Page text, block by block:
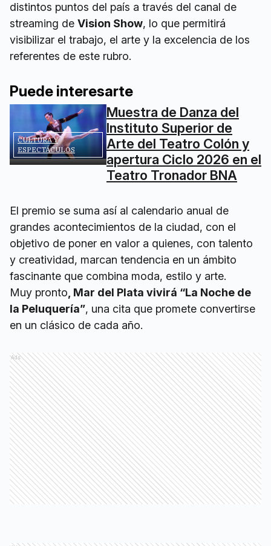
distintos puntos del país a través del canal de
streaming de Vision Show, lo que permitirá
visibilizar el trabajo, el arte y la excelencia de los
referentes de este rubro.
Puede interesarte
CULTURA Y
ESPECTÁCULOS
Muestra de Danza del
Instituto Superior de
Arte del Teatro Colón y
apertura Ciclo 2026 en el
Teatro Tronador BNA
El premio se suma así al calendario anual de
grandes acontecimientos de la ciudad, con el
objetivo de poner en valor a quienes, con talento
y creatividad, marcan tendencia en un ámbito
fascinante que combina moda, estilo y arte.
Muy pronto , Mar del Plata vivirá “La Noche de
la Peluquería”, una cita que promete convertirse
en un clásico de cada año.
Ads